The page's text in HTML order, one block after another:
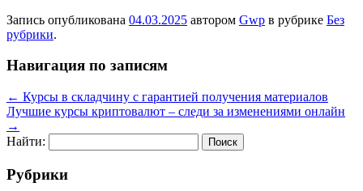
Запись опубликована 04.03.2025 автором Gwp в рубрике Без
рубрики.
Навигация по записям
← Курсы в складчину с гарантией получения материалов
Лучшие курсы криптовалют – следи за изменениями онлайн
→
Найти:
Рубрики